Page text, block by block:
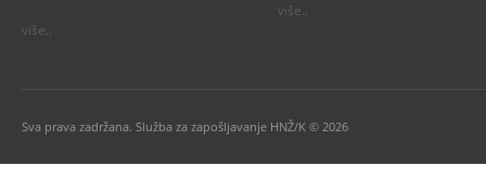
više..
više..
Sva prava zadržana. Služba za zapošljavanje HNŽ/K © 2026